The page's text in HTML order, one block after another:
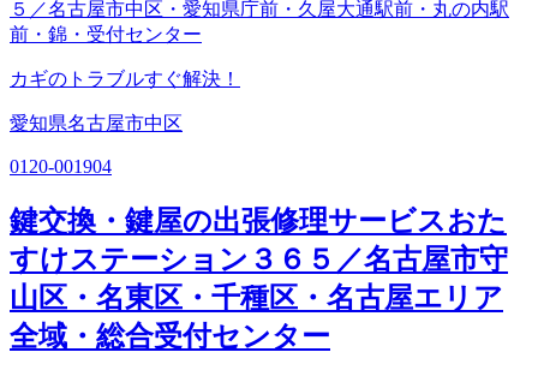
５／名古屋市中区・愛知県庁前・久屋大通駅前・丸の内駅
前・錦・受付センター
カギのトラブルすぐ解決！
愛知県名古屋市中区
0120-001904
鍵交換・鍵屋の出張修理サービスおた
すけステーション３６５／名古屋市守
山区・名東区・千種区・名古屋エリア
全域・総合受付センター